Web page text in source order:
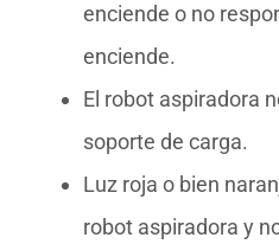
enciende o no
enciende.
El robot aspiradora
soporte de carga.
Luz roja o bien
robot aspiradora y